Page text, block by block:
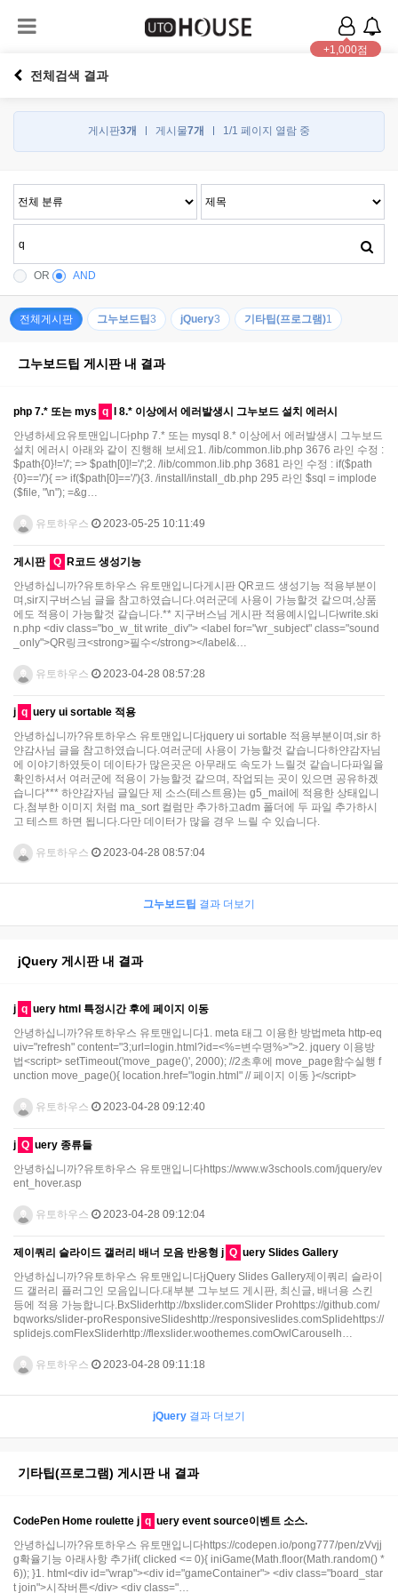
+1,000점
전체검색 결과
게시판3개 게시물7개 1/1 페이지 열람 중
OR AND
전체게시판 그누보드팁3 jQuery3 기타팁(프로그램)1
그누보드팁 게시판 내 결과
php 7.* 또는 mys q l 8.* 이상에서 에러발생시 그누보드 설치 에러시
안녕하세요유토맨입니다php 7.* 또는 mysql 8.* 이상에서 에러발생시 그누보드
설치 에러시 아래와 같이 진행해 보세요1. /lib/common.lib.php 3676 라인 수정 :
$path{0}!='/'; => $path[0]!='/';2. /lib/common.lib.php 3681 라인 수정 : if($path
{0}=='/'){ => if($path[0]=='/'){3. /install/install_db.php 295 라인 $sql = implode
($file, "\n"); =&g…
유토하우스 2023-05-25 10:11:49
게시판 Q R코드 생성기능
안녕하십니까?유토하우스 유토맨입니다게시판 QR코드 생성기능 적용부분이
며,sir지구버스님 글을 참고하였습니다.여러군데 사용이 가능할것 같으며,상품
에도 적용이 가능할것 같습니다.** 지구버스님 게시판 적용예시입니다write.ski
n.php <div class="bo_w_tit write_div"> <label for="wr_subject" class="sound
_only">QR링크<strong>필수</strong></label&…
유토하우스 2023-04-28 08:57:28
j q uery ui sortable 적용
안녕하십니까?유토하우스 유토맨입니다jquery ui sortable 적용부분이며,sir 하
얀감사님 글을 참고하였습니다.여러군데 사용이 가능할것 같습니다하얀감자님
에 이야기하였듯이 데이타가 많은곳은 아무래도 속도가 느릴것 같습니다파일을
확인하셔서 여러군에 적용이 가능할것 같으며, 작업되는 곳이 있으면 공유하겠
습니다*** 하얀감자님 글일단 제 소스(테스트용)는 g5_mail에 적용한 상태입니
다.첨부한 이미지 처럼 ma_sort 컬럼만 추가하고adm 폴더에 두 파일 추가하시
고 테스트 하면 됩니다.다만 데이터가 많을 경우 느릴 수 있습니다.
유토하우스 2023-04-28 08:57:04
그누보드팁 결과 더보기
jQuery 게시판 내 결과
j q uery html 특정시간 후에 페이지 이동
안녕하십니까?유토하우스 유토맨입니다1. meta 태그 이용한 방법meta http-eq
uiv="refresh" content="3;url=login.html?id=<%=변수명%>">2. jquery 이용방
법<script> setTimeout('move_page()', 2000); //2초후에 move_page함수실행 f
unction move_page(){ location.href="login.html" // 페이지 이동 }</script>
유토하우스 2023-04-28 09:12:40
j Q uery 종류들
안녕하십니까?유토하우스 유토맨입니다https://www.w3schools.com/jquery/ev
ent_hover.asp
유토하우스 2023-04-28 09:12:04
제이쿼리 슬라이드 갤러리 배너 모음 반응형 j Q uery Slides Gallery​
안녕하십니까?유토하우스 유토맨입니다jQuery Slides Gallery​제이쿼리 슬라이
드 갤러리 플러그인 모음입니다.대부분 그누보드 게시판, 최신글, 배너용 스킨
등에 적용 가능합니다.BxSliderhttp://bxslider.comSlider Prohttps://github.com/
bqworks/slider-proResponsiveSlideshttp://responsiveslides.comSplidehttps://
splidejs.comFlexSliderhttp://flexslider.woothemes.comOwlCarouselh…
유토하우스 2023-04-28 09:11:18
jQuery 결과 더보기
기타팁(프로그램) 게시판 내 결과
CodePen Home roulette j q uery event source이벤트 소스.
안녕하십니까?유토하우스 유토맨입니다https://codepen.io/pong777/pen/zVvjj
g확율기능 아래사항 추가if( clicked <= 0){ iniGame(Math.floor(Math.random() *
6)); }1. html<div id="wrap"><div id="gameContainer"> <div class="board_star
t join">시작버튼</div> <div class="…